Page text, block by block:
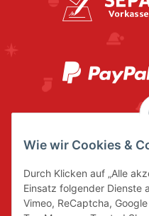
Wie wir Cookies &
Durch Klicken auf „Alle
Einsatz folgender Dienste
Vimeo, ReCaptcha,